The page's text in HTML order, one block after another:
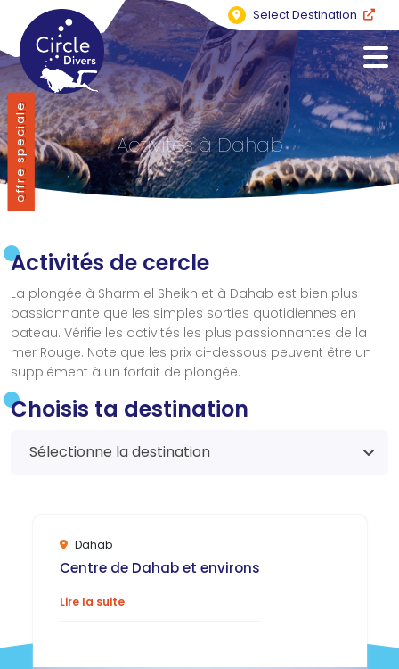
Select Destination
Activités à Dahab
Activités de cercle
La plongée à Sharm el Sheikh et à Dahab est bien plus
passionnante que les simples sorties quotidiennes en
bateau. Vérifie les activités les plus passionnantes de la
mer Rouge. Note que les prix ci-dessous peuvent être un
supplément à un forfait de plongée.
Choisis ta destination
Sélectionne la destination
Dahab
Centre de Dahab et environs
Lire la suite
offre speciale